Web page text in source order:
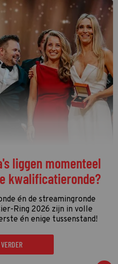
de week: The
Nightmare op
The Idaho Murders:
een van de gruwelijkste
laatste jaren en is een
hit op Netflix.